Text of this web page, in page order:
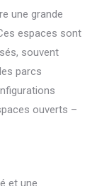
une grande
espaces sont
souvent
parcs
ouverts –
et une